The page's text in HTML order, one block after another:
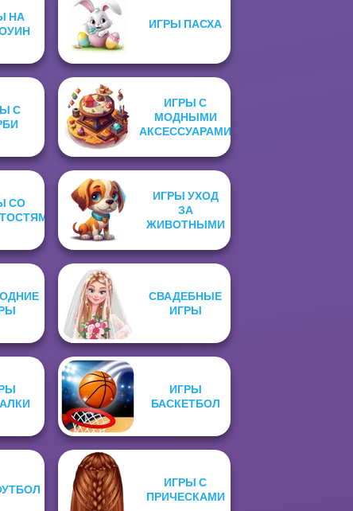
НА
ИГРЫ ПАСХА
С
ИГРЫ С
МОДНЫМИ
АКСЕССУАРАМИ
СО
ИГРЫ УХОД
ЗА
ЖИВОТНЫМИ
СВАДЕБНЫЕ
ИГРЫ
ИГРЫ
БАСКЕТБОЛ
ИГРЫ С
ПРИЧЕСКАМИ